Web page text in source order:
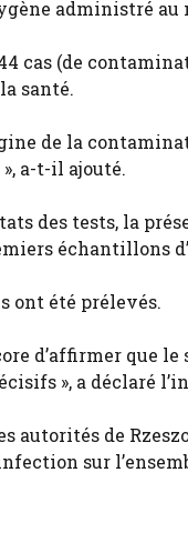
administré au
cas (de
santé.
de la
a-t-il ajouté.
des tests, la
échantillons
ont été prélevés.
d’affirmer que
», a déclaré
autorités de
sur